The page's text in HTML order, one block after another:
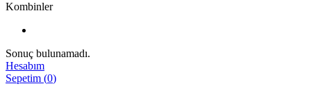
Kombinler
Sonuç bulunamadı.
Hesabım
Sepetim (0)